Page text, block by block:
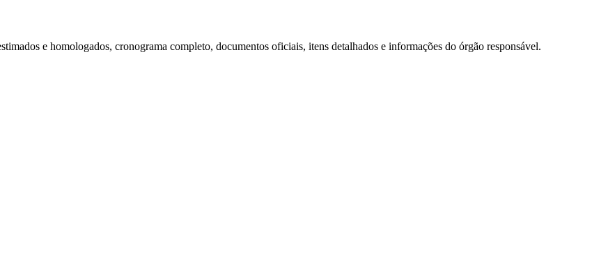
e homologados, cronograma completo, documentos oficiais, itens detalhados e informações do órgão responsável.